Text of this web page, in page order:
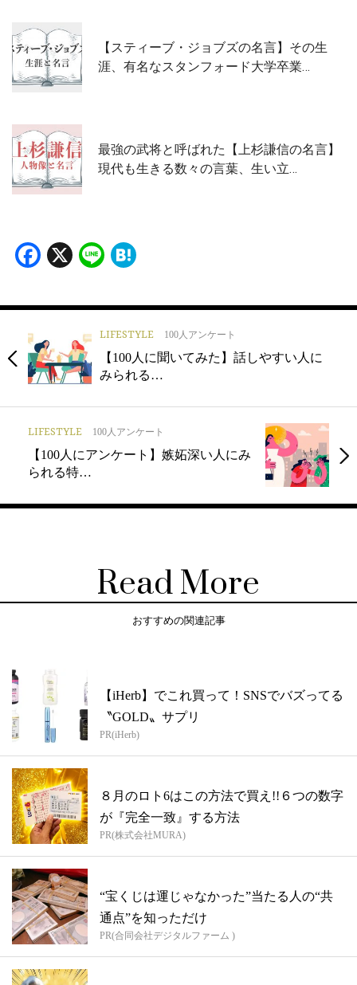
【スティーブ・ジョブズの名言】その生
涯、有名なスタンフォード大学卒業…
最強の武将と呼ばれた【上杉謙信の名言】
現代も生きる数々の言葉、生い立…
Facebook
X Line
LIFESTYLE 100人アンケート
【100人に聞いてみた】話しやすい人に
みられる…
LIFESTYLE 100人アンケート
【100人にアンケート】嫉妬深い人にみ
られる特…
Read More
おすすめの関連記事
【iHerb】でこれ買って！SNSでバズってる
〝GOLD〟サプリ
PR(iHerb)
８月のロト6はこの方法で買え!!６つの数字
が『完全一致』する方法
PR(株式会社MURA)
“宝くじは運じゃなかった”当たる人の“共
通点”を知っただけ
PR(合同会社デジタルファーム )